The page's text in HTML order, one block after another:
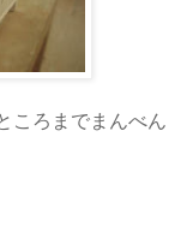
ころまでまんべん